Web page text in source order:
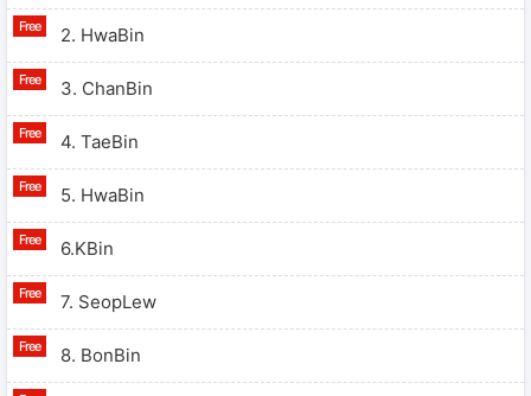
2. HwaBin
3. ChanBin
4. TaeBin
5. HwaBin
6.KBin
7. SeopLew
8. BonBin